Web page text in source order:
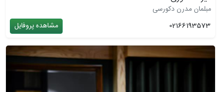
مبلمان مدرن دکورسی
02166193573
مشاهده پروفایل